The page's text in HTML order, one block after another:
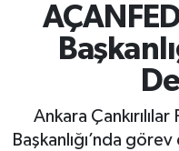
Ankara
Başkanlığı’nda
EKONOMİ
SPOR
Trafik Durumu
Süper Lig Puan
Tüm Manşetler